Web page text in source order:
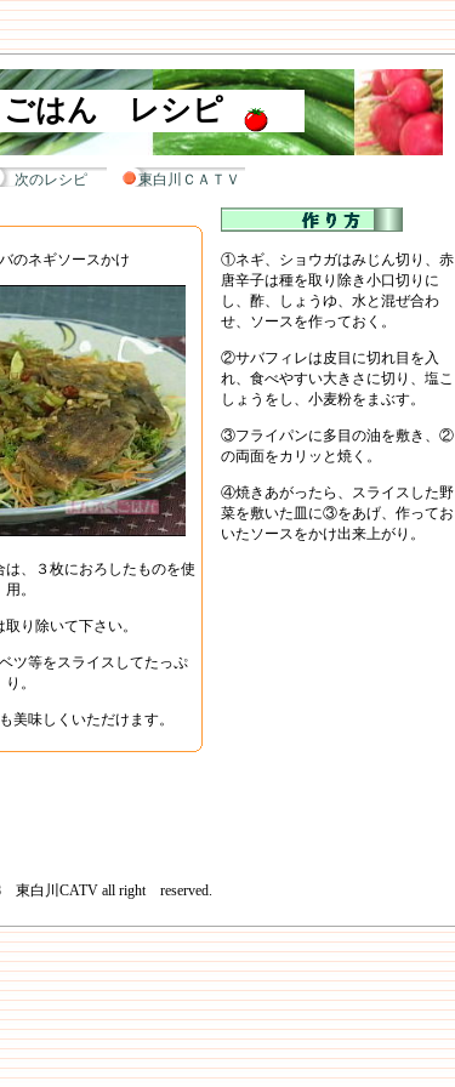
ごはん レシピ
次のレシピ 東白川ＣＡＴＶ
のネギソースかけ
は、３枚におろしたものを使
用。
り除いて下さい。
ツ等をスライスしてたっぷ
り。
美味しくいただけます。
①ネギ、ショウガはみじん切り、赤
唐辛子は種を取り除き小口切りに
し、酢、しょうゆ、水と混ぜ合わ
せ、ソースを作っておく。
②サバフィレは皮目に切れ目を入
れ、食べやすい大きさに切り、塩こ
しょうをし、小麦粉をまぶす。
③フライパンに多目の油を敷き、②
の両面をカリッと焼く。
④焼きあがったら、スライスした野
菜を敷いた皿に③をあげ、作ってお
いたソースをかけ出来上がり。
東白川CATV all right reserved.